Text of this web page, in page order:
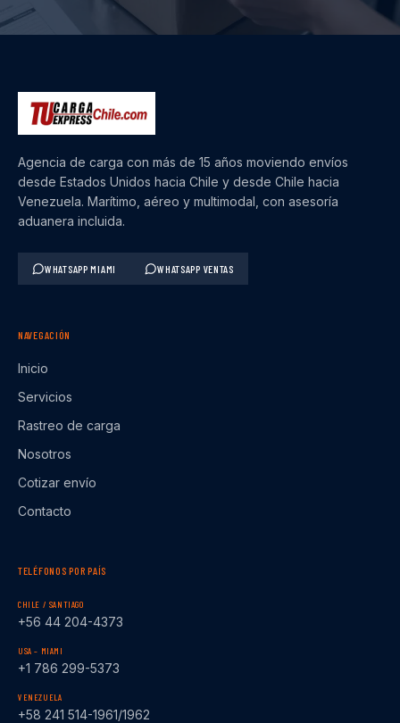
Agencia de carga con más de 15 años moviendo envíos
desde Estados Unidos hacia Chile y desde Chile hacia
Venezuela. Marítimo, aéreo y multimodal, con asesoría
aduanera incluida.
WHATSAPP MIAMI WHATSAPP VENTAS
NAVEGACIÓN
Inicio
Servicios
Rastreo de carga
Nosotros
Cotizar envío
Contacto
TELÉFONOS POR PAÍS
CHILE / SANTIAGO
+56 44 204-4373
USA – MIAMI
+1 786 299-5373
VENEZUELA
+58 241 514-1961/1962